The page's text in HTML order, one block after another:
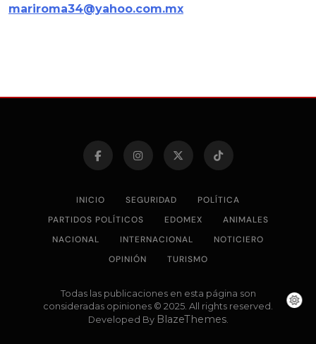
mariroma34@yahoo.com.mx
INICIO SEGURIDAD
POLÍTICA
PARTIDOS POLÍTICOS
EDOMEX
ANIMALES
NACIONAL
INTERNACIONAL
NOTICIERO
OPINIÓN
TURISMO
Todas las publicaciones en esta página son
consideradas opiniones © 2025. All rights reserved.
Developed By BlazeThemes.